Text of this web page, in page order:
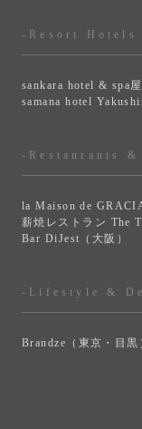
-Resort Hotels
sankara hotel & spa
samana hotel
-Restaurants &
la Maison de
薪焼レストラン The
Bar DiJest（大阪）
-Lifestyle &
Brandze（東京・目黒